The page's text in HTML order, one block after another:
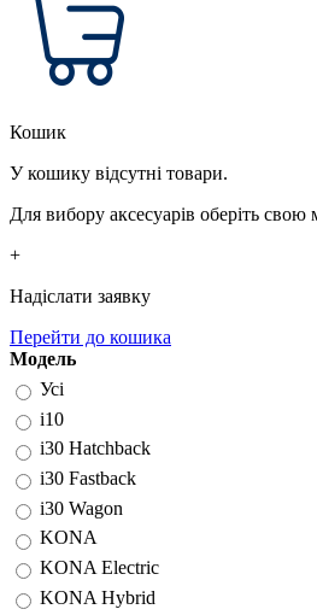
Кошик
У кошику відсутні товари.
Для вибору аксесуарів оберіть
+
Надіслати заявку
Перейти до кошика
Модель
Усі
i10
i30 Hatchback
i30 Fastback
i30 Wagon
KONA
KONA Electric
KONA Hybrid